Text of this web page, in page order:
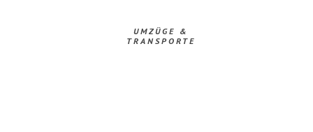
UMZÜGE &
TRANSPORTE